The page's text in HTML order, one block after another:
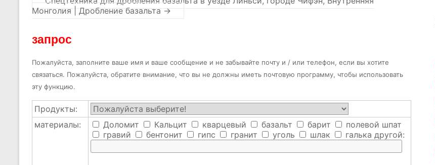
Монголия | Дробление базальта →
запрос
Пожалуйста, заполните ваше имя и ваше сообщение и не забывайте почту и / или телефон, если вы хотите
связаться. Пожалуйста, обратите внимание, что вы не должны иметь почтовую программу, чтобы использовать
эту функцию.
Продукты:
материалы:
Доломит Кальцит кварцевый базальт барит
полевой шпат
гравий
бентонит гипс гранит уголь шлак галька другой: